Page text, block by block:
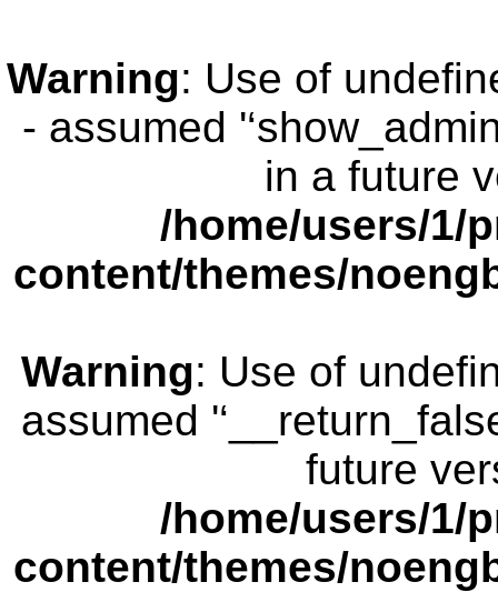
Warning: Use of
- assumed
in a future
/home/users/1/
content/themes/
Warning: Use of
assumed
future
/home/users/1/
content/themes/